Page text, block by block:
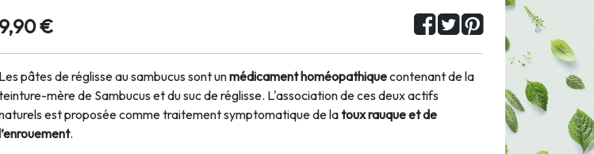
9,90 €
Les pâtes de réglisse au sambucus sont unmédicamenthoméopathiquecontenant de la
mère de Sambucus et du suc de réglisse. L'association de ces deux actifs
est proposée comme traitementsymptomatique de latoux rauque et de
.